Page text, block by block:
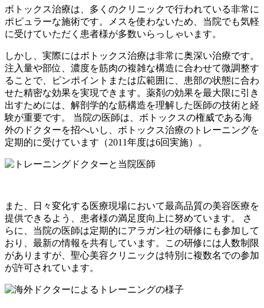
ボトックス治療は、多くのクリニックで行われている非常に
ポピュラーな施術です。メスを使わないため、当院でも気軽
に受けていただく患者様が多数いらっしゃいます。
しかし、実際にはボトックス治療は非常に奥深い治療です。
注入量や部位、濃度を筋肉の複雑な構造に合わせて微調整す
ることで、ピンポイントまたは広範囲に、患部の状態に合わ
せた精密な効果を実現できます。薬剤の効果を最大限に引き
出すためには、解剖学的な筋構造を理解した医師の技術と経
験が重要です。 当院の医師は、ボトックスの権威である海
外のドクターを招へいし、ボトックス治療のトレーニングを
定期的に受けています（2011年度は6回実施）。
また、日々変化する医療現場において最高品質の美容医療を
提供できるよう、患者様の満足度向上に努めています。 さ
らに、当院の医師は定期的にアラガン社の研修にも参加して
おり、最新の情報を共有しています。この研修には人数制限
がありますが、聖心美容クリニックは特別に複数名での参加
が許可されています。